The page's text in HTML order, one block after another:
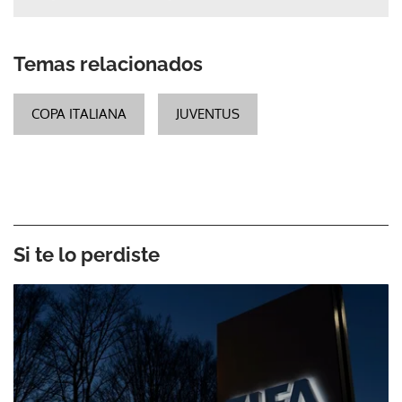
Temas relacionados
COPA ITALIANA JUVENTUS
Si te lo perdiste